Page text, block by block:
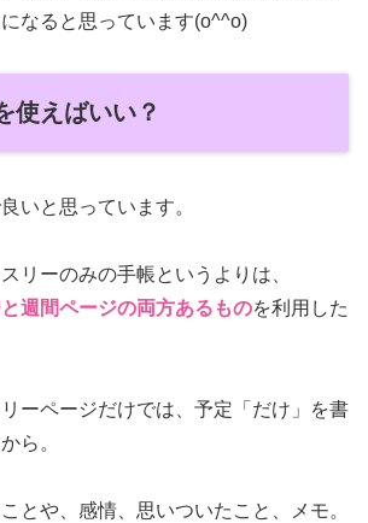
なると思っています(o^^o)
使えばいい？
いと思っています。
リーのみの手帳というよりは、
週間ページの両方あるものを利用した
ーページだけでは、予定「だけ」を書
ら。
とや、感情、思いついたこと、メモ。